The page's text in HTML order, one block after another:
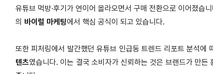
유튜브 먹방·후기가 연이어 올라오면서 구매 전환으로 이어졌습
의 바이럴 마케팅에서 핵심 공식이 되고 있습니다.
또한 피처링에서 발간했던 유튜브 인급동 트렌드 리포트 분석
텐츠였습니다. 이는 결국 소비자가 신뢰하는 것은 브랜드가 만